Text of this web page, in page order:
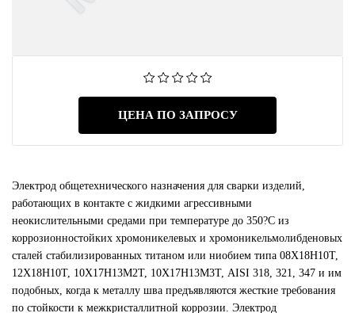
ЦЕНА ПО ЗАПРОСУ
Электрод общетехнического назначения для сварки изделий,
работающих в контакте с жидкими агрессивными
неокислительными средами при температуре до 350?С из
коррозионностойких хромоникелевых и хромоникельмолибденовых
сталей стабилизированных титаном или ниобием типа 08Х18Н10Т,
12Х18Н10Т, 10Х17Н13М2Т, 10Х17Н13М3Т, AISI 318, 321, 347 и им
подобных, когда к металлу шва предъявляются жесткие требования
по стойкости к межкристаллитной коррозии. Электрод